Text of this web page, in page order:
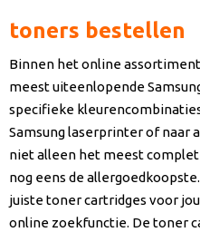
toners bestellen
Binnen het online
meest uiteenlopende
specifieke
Samsung laserprinter of naar
niet alleen het meest
nog eens de
juiste toner cartridges voor
online zoekfunctie. De toner